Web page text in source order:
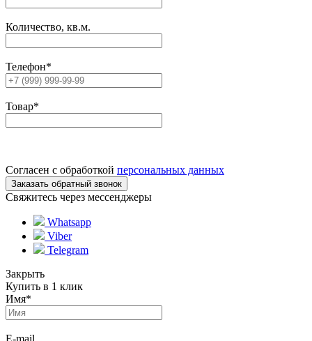
Количество, кв.м.
Телефон*
Товар*
Согласен с обработкой персональных данных
Свяжитесь через мессенджеры
Whatsapp
Viber
Telegram
Закрыть
Купить в 1 клик
Имя*
E-mail